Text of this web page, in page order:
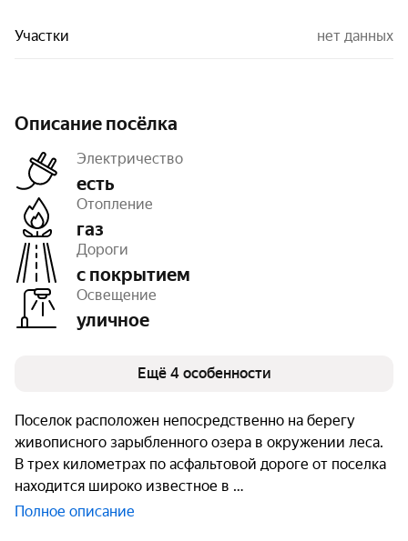
Участки нет данных
Описание посёлка
Электричество
есть
Отопление
газ
Дороги
с покрытием
Освещение
уличное
Тип земли
Площадь
Число объектов 273
Очереди
1
Ещё 4 особенности
Поселок расположен непосредственно на берегу
живописного зарыбленного озера в окружении леса.
В трех километрах по асфальтовой дороге от поселка
находится широко известное в
Полное описание